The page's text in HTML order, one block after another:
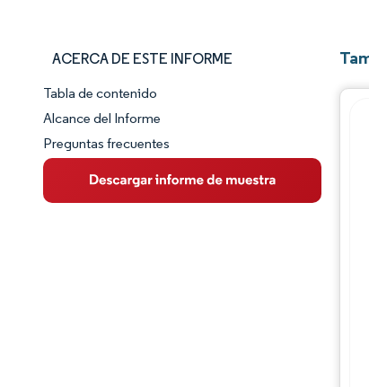
ACERCA DE ESTE INFORME
Panorama del Mercado
Visión General del Mercado
Tendencias Principales del Mercado
Tabla de contenido
Alcance del Informe
Preguntas frecuentes